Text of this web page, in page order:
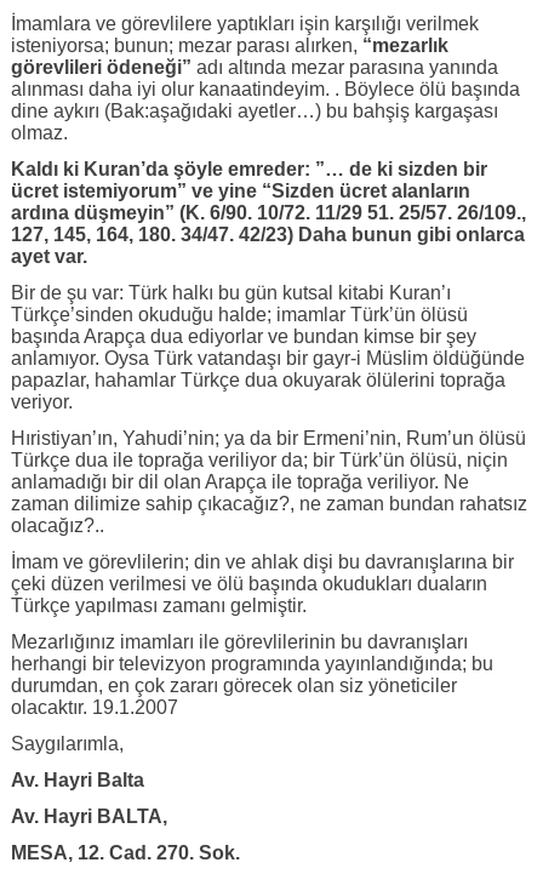
İmamlara ve görevlilere yaptıkları işin karşılığı verilmek
isteniyorsa; bunun; mezar parası alırken, “mezarlık
görevlileri ödeneği” adı altında mezar parasına yanında
alınması daha iyi olur kanaatindeyim. . Böylece ölü başında
dine aykırı (Bak:aşağıdaki ayetler…) bu bahşiş kargaşası
olmaz.
Kaldı ki Kuran’da şöyle emreder: ”… de ki sizden bir
ücret istemiyorum” ve yine “Sizden ücret alanların
ardına düşmeyin” (K. 6/90. 10/72. 11/29 51. 25/57. 26/109.,
127, 145, 164, 180. 34/47. 42/23) Daha bunun gibi onlarca
ayet var.
Bir de şu var: Türk halkı bu gün kutsal kitabi Kuran’ı
Türkçe’sinden okuduğu halde; imamlar Türk’ün ölüsü
başında Arapça dua ediyorlar ve bundan kimse bir şey
anlamıyor. Oysa Türk vatandaşı bir gayr-i Müslim öldüğünde
papazlar, hahamlar Türkçe dua okuyarak ölülerini toprağa
veriyor.
Hıristiyan’ın, Yahudi’nin; ya da bir Ermeni’nin, Rum’un ölüsü
Türkçe dua ile toprağa veriliyor da; bir Türk’ün ölüsü, niçin
anlamadığı bir dil olan Arapça ile toprağa veriliyor. Ne
zaman dilimize sahip çıkacağız?, ne zaman bundan rahatsız
olacağız?..
İmam ve görevlilerin; din ve ahlak dişi bu davranışlarına bir
çeki düzen verilmesi ve ölü başında okudukları duaların
Türkçe yapılması zamanı gelmiştir.
Mezarlığınız imamları ile görevlilerinin bu davranışları
herhangi bir televizyon programında yayınlandığında; bu
durumdan, en çok zararı görecek olan siz yöneticiler
olacaktır. 19.1.2007
Saygılarımla,
Av. Hayri Balta
Av. Hayri BALTA,
MESA, 12. Cad. 270. Sok.